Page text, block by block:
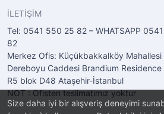
Size daha iyi bir alışveriş deneyimi
İLETİŞİM
Tel: 0541 550 25 82 – WHATSAPP
82
Merkez Ofis: Küçükbakkalköy Mahallesi
Dereboyu Caddesi Brandium Residence
R5 blok D48 Ataşehir-İstanbul
NOT : Ofisten teslimatımız yoktur